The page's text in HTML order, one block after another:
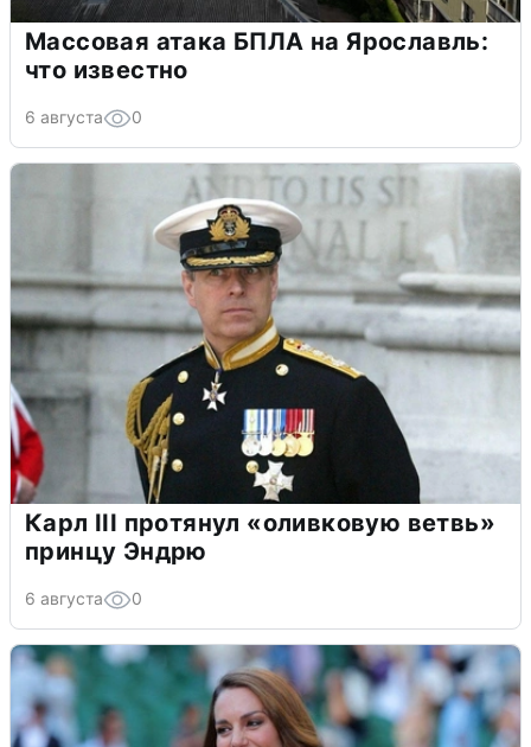
Массовая атака БПЛА на Ярославль:
что известно
6 августа 0
Карл III протянул «оливковую ветвь»
принцу Эндрю
6 августа 0